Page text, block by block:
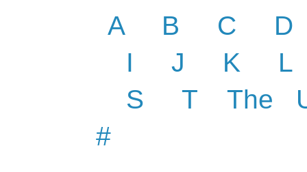
A B C
D
I J
K
L
S
T The
#